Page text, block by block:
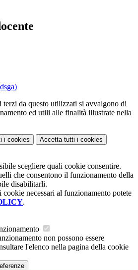
terzi da questo utilizzati si avvalgono di
ed utili alle finalità illustrate nella
i cookies Accetta tutti i cookies
scegliere quali cookie consentire.
che consentono il funzionamento della
disabilitarli.
cookie necessari al funzionamento potete
.
non possono essere
l'elenco nella pagina della cookie